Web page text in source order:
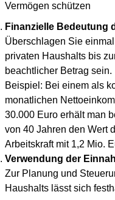
Vermögen schützen
Finanzielle Bedeutung
Überschlagen Sie
privaten Haushalts bis
beachtlicher Betrag sein.
Beispiel: Bei einem als
monatlichen
30.000 Euro erhält man
von 40 Jahren den Wert
Arbeitskraft mit 1,2 Mio.
Verwendung der
Zur Planung und
Haushalts lässt sich